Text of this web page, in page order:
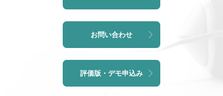
お問い合わせ
評価版・デモ申込み